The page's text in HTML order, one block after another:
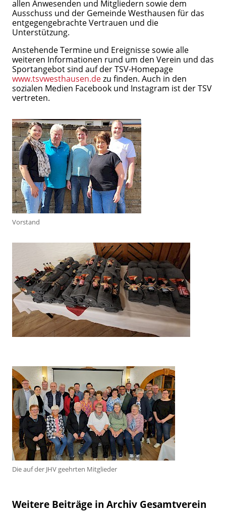
allen Anwesenden und Mitgliedern sowie dem
Ausschuss und der Gemeinde Westhausen für das
entgegengebrachte Vertrauen und die
Unterstützung.
Anstehende Termine und Ereignisse sowie alle
weiteren Informationen rund um den Verein und das
Sportangebot sind auf der TSV-Homepage
www.tsvwesthausen.dezu finden. Auch in den
sozialen Medien Facebook und Instagram ist der TSV
vertreten.
Vorstand
Die auf der JHV geehrten Mitglieder
Weitere Beiträge in Archiv Gesamtverein